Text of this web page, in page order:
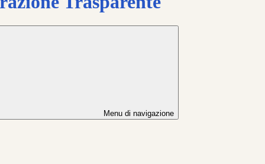
Menu di navigazione